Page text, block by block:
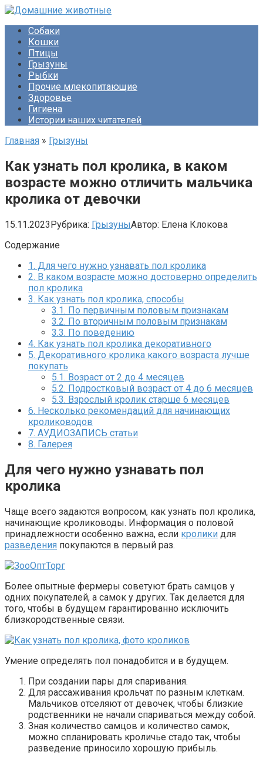
Перейти
контентуСобаки
Кошки
Птицы
Грызуны
Рыбки
Прочие млекопитающие
Здоровье
Гигиена
Истории наших читателей
Главная » Грызуны
Как узнать пол кролика, в каком
возрасте можно отличить мальчика
кролика от девочки
15.11.2023Рубрика: ГрызуныАвтор: Елена Клокова
Содержание
1. Для чего нужно узнавать пол кролика
2. В каком возрасте можно достоверно определить
пол кролика
3. Как узнать пол кролика, способы
3.1. По первичным половым признакам
3.2. По вторичным половым признакам
3.3. По поведению
4. Как узнать пол кролика декоративного
5. Декоративного кролика какого возраста лучше
покупать
5.1. Возраст от 2 до 4 месяцев
5.2. Подростковый возраст от 4 до 6 месяцев
5.3. Взрослый кролик старше 6 месяцев
6. Несколько рекомендаций для начинающих
кролиководов
7. АУДИОЗАПИСЬ статьи
8. Галерея
Для чего нужно узнавать пол
кролика
Чаще всего задаются вопросом, как узнать пол кролика,
начинающие кролиководы. Информация о половой
принадлежности особенно важна, если кролики для
разведения покупаются в первый раз.
Более опытные фермеры советуют брать самцов у
одних покупателей, а самок у других. Так делается для
того, чтобы в будущем гарантированно исключить
близкородственные связи.
Умение определять пол понадобится и в будущем.
При создании пары для спаривания.
Для рассаживания крольчат по разным клеткам.
Мальчиков отселяют от девочек, чтобы близкие
родственники не начали спариваться между собой.
Зная количество самцов и количество самок,
можно спланировать кроличье стадо так, чтобы
разведение приносило хорошую прибыль.